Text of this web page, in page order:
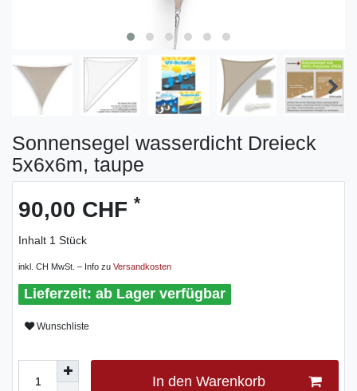
Sonnensegel wasserdicht Dreieck
5x6x6m, taupe
90,00 CHF *
Inhalt 1 Stück
inkl. CH MwSt. – Info zu Versandkosten
ab Lager verfügbar
Wunschliste
In den Warenkorb